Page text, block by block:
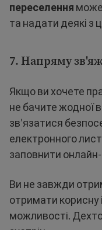
переселення
та надати деякі з
7. Напряму
Якщо ви хочете
не бачите жодної
зв’язатися
електронного
заповнити
Ви не завжди
отримати корисну
можливості.